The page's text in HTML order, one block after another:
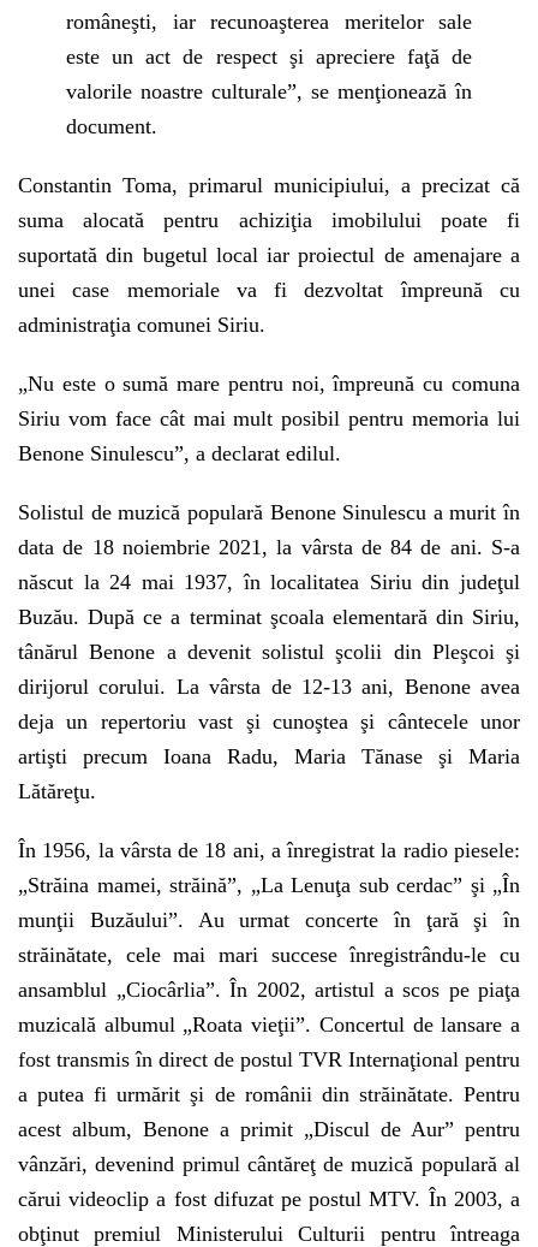
româneşti, iar recunoaşterea meritelor sale
este un act de respect şi apreciere faţă de
valorile noastre culturale”, se menţionează în
document.
Constantin Toma, primarul municipiului, a precizat că
suma alocată pentru achiziţia imobilului poate fi
suportată din bugetul local iar proiectul de amenajare a
unei case memoriale va fi dezvoltat împreună cu
administraţia comunei Siriu.
„Nu este o sumă mare pentru noi, împreună cu comuna
Siriu vom face cât mai mult posibil pentru memoria lui
Benone Sinulescu”, a declarat edilul.
Solistul de muzică populară Benone Sinulescu a murit în
data de 18 noiembrie 2021, la vârsta de 84 de ani. S-a
născut la 24 mai 1937, în localitatea Siriu din judeţul
Buzău. După ce a terminat şcoala elementară din Siriu,
tânărul Benone a devenit solistul şcolii din Pleşcoi şi
dirijorul corului. La vârsta de 12-13 ani, Benone avea
deja un repertoriu vast şi cunoştea şi cântecele unor
artişti precum Ioana Radu, Maria Tănase şi Maria
Lătăreţu.
În 1956, la vârsta de 18 ani, a înregistrat la radio piesele:
„Străina mamei, străină”, „La Lenuţa sub cerdac” şi „În
munţii Buzăului”. Au urmat concerte în ţară şi în
străinătate, cele mai mari succese înregistrându-le cu
ansamblul „Ciocârlia”. În 2002, artistul a scos pe piaţa
muzicală albumul „Roata vieţii”. Concertul de lansare a
fost transmis în direct de postul TVR Internaţional pentru
a putea fi urmărit şi de românii din străinătate. Pentru
acest album, Benone a primit „Discul de Aur” pentru
vânzări, devenind primul cântăreţ de muzică populară al
cărui videoclip a fost difuzat pe postul MTV. În 2003, a
obţinut premiul Ministerului Culturii pentru întreaga